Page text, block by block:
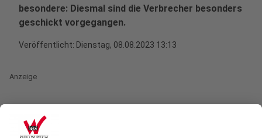
besondere: Diesmal sind die Verbrecher besonders
geschickt vorgegangen.
Veröffentlicht: Dienstag, 08.08.2023 13:13
Anzeige
Es gibt eine neue Betrugsmasche im Netz und die
geht so: Man bekommt per E-Mail eine Abmahnung